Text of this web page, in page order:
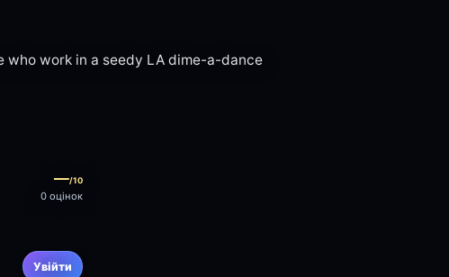
work in a seedy LA dime-a-dance
—/10
0 оцінок
Увійти